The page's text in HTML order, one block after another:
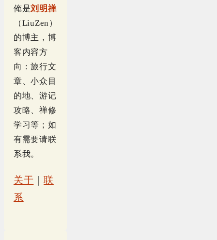
俺是刘明禅
（LiuZen）
的博主，博
客内容方
向：旅行文
章、小众目
的地、游记
攻略、禅修
学习等；如
有需要请联
系我。
关于 ｜联
系